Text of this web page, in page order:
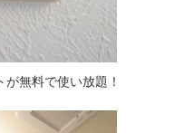
無料で使い放題！